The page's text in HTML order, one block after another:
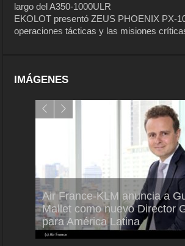
largo del A350-1000ULR
EKOLOT presentó ZEUS PHOENIX PX-
operaciones tácticas y las misiones
IMÁGENES
Air France-KLM anuncia a
Mallet como nuevo Director
para América Latina